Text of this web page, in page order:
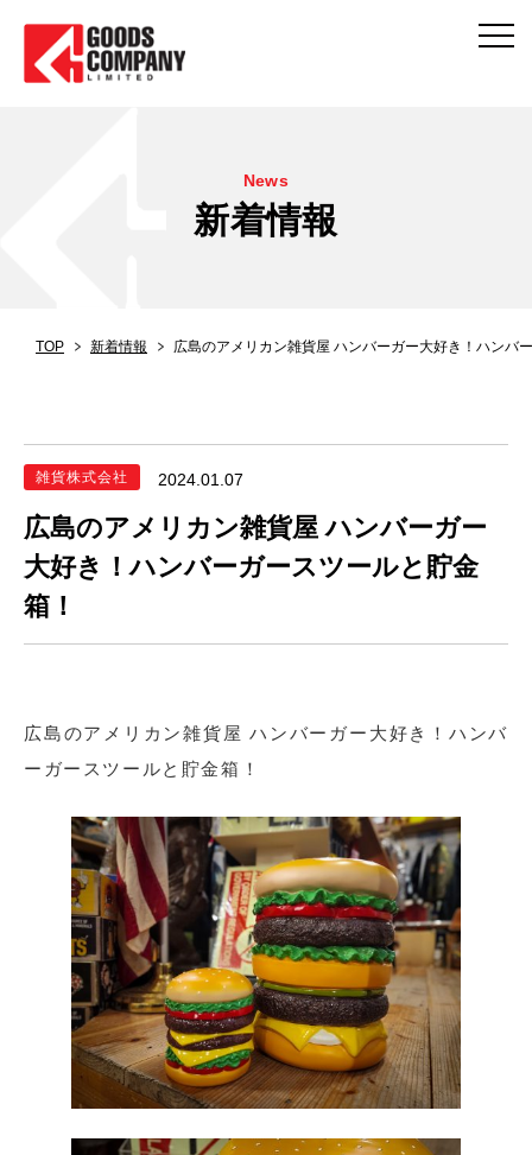
News
新着情報
TOP 新着情報 広島のアメリカン雑貨屋 ハンバーガー大好き！ハンバ
雑貨株式会社 2024.01.07
広島のアメリカン雑貨屋 ハンバーガー
大好き！ハンバーガースツールと貯金
箱！
広島のアメリカン雑貨屋 ハンバーガー大好き！ハンバ
ーガースツールと貯金箱！